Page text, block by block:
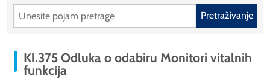
Pretraživanje
Kl.375 Odluka o odabiru Monitori vitalnih
funkcija